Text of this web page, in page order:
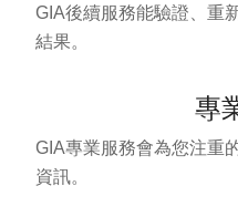
GIA後續服務能驗證、重
結果。
專
GIA專業服務會為您注重
資訊。